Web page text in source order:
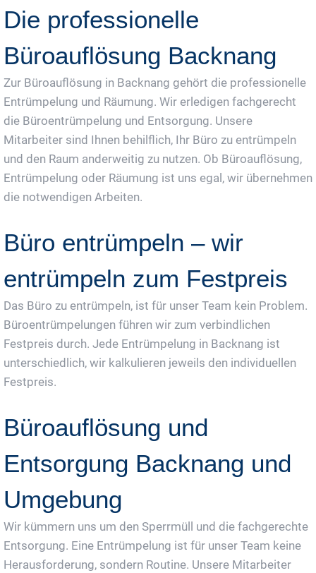
Die professionelle
Büroauflösung Backnang
Zur Büroauflösung in Backnang gehört die professionelle
Entrümpelung und Räumung. Wir erledigen fachgerecht
die Büroentrümpelung und Entsorgung. Unsere
Mitarbeiter sind Ihnen behilflich, Ihr Büro zu entrümpeln
und den Raum anderweitig zu nutzen. Ob Büroauflösung,
Entrümpelung oder Räumung ist uns egal, wir übernehmen
die notwendigen Arbeiten.
Büro entrümpeln – wir
entrümpeln zum Festpreis
Das Büro zu entrümpeln, ist für unser Team kein Problem.
Büroentrümpelungen führen wir zum verbindlichen
Festpreis durch. Jede Entrümpelung in Backnang ist
unterschiedlich, wir kalkulieren jeweils den individuellen
Festpreis.
Büroauflösung und
Entsorgung Backnang und
Umgebung
Wir kümmern uns um den Sperrmüll und die fachgerechte
Entsorgung. Eine Entrümpelung ist für unser Team keine
Herausforderung, sondern Routine. Unsere Mitarbeiter